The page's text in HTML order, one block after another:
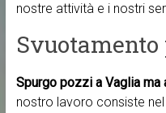
nostre attività e i nostri
Spurgo pozzi a Vaglia ma
nostro lavoro consiste